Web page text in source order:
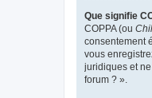
Que signifie
COPPA (ou
consentement
vous
juridiques et
forum ? ».